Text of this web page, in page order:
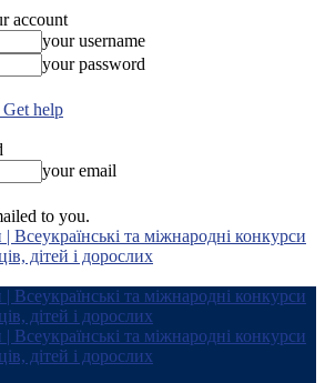
account
your username
your password
help
your email
to you.